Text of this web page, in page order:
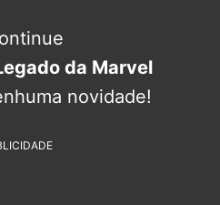
da Marvel
novidade!